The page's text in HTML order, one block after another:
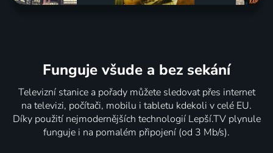
Funguje všude a bez sekání
Televizní stanice a pořady můžete sledovat přes internet
na televizi, počítači, mobilu i tabletu kdekoli v celé EU.
Díky použití nejmodernějších technologií Lepší.TV plynule
funguje i na pomalém připojení (od 3 Mb/s).